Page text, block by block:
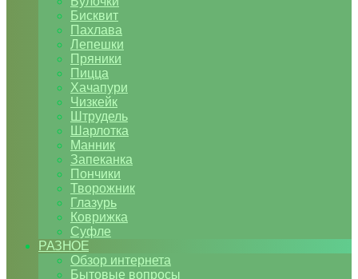
Бисквит
Пахлава
Лепешки
Пряники
Пицца
Хачапури
Чизкейк
Штрудель
Шарлотка
Манник
Запеканка
Пончики
Творожник
Глазурь
Коврижка
Суфле
РАЗНОЕ
Обзор интернета
Бытовые вопросы